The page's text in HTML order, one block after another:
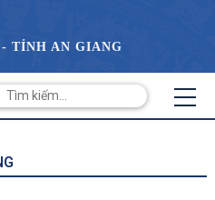
TỈNH AN GIANG